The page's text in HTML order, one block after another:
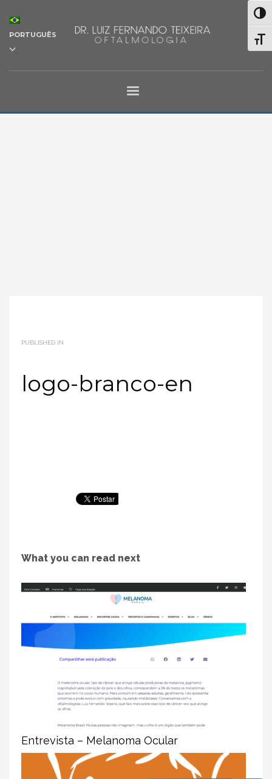
PORTUGUÊS
PUBLISHED IN
logo-branco-en
What you can read next
Entrevista – Melanoma Ocular